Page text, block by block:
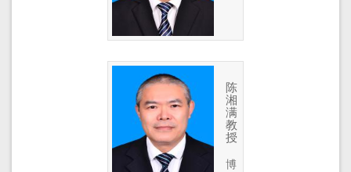
陈
湘
满
教
授
博